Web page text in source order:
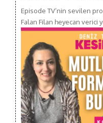
Episode TV’nin sevilen
Falan Filan heyecan verici